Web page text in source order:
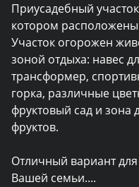
Приусадебный
котором
Участок огорожен
зоной отдыха: навес
трансформер,
горка, различные
фруктовый сад и
фруктов.
Отличный вариант
Вашей семьи....